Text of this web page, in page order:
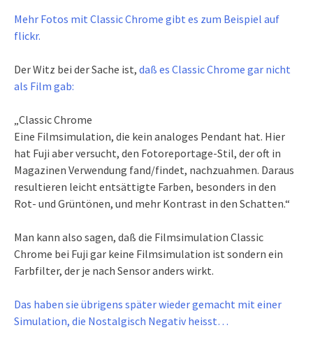
Mehr Fotos mit Classic Chrome gibt es zum Beispiel auf
flickr.
Der Witz bei der Sache ist, daß es Classic Chrome gar nicht
als Film gab:
„Classic Chrome
Eine Filmsimulation, die kein analoges Pendant hat. Hier
hat Fuji aber versucht, den Fotoreportage-Stil, der oft in
Magazinen Verwendung fand/findet, nachzuahmen. Daraus
resultieren leicht entsättigte Farben, besonders in den
Rot- und Grüntönen, und mehr Kontrast in den Schatten.“
Man kann also sagen, daß die Filmsimulation Classic
Chrome bei Fuji gar keine Filmsimulation ist sondern ein
Farbfilter, der je nach Sensor anders wirkt.
Das haben sie übrigens später wieder gemacht mit einer
Simulation, die Nostalgisch Negativ heisst…